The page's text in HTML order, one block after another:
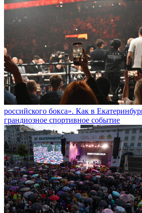
российского бокса». Как в
грандиозное спортивное событие